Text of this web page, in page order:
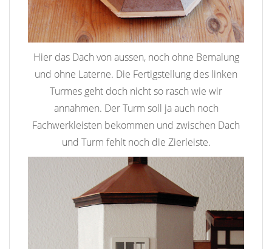
Hier das Dach von aussen, noch ohne Bemalung
und ohne Laterne. Die Fertigstellung des linken
Turmes geht doch nicht so rasch wie wir
annahmen. Der Turm soll ja auch noch
Fachwerkleisten bekommen und zwischen Dach
und Turm fehlt noch die Zierleiste.